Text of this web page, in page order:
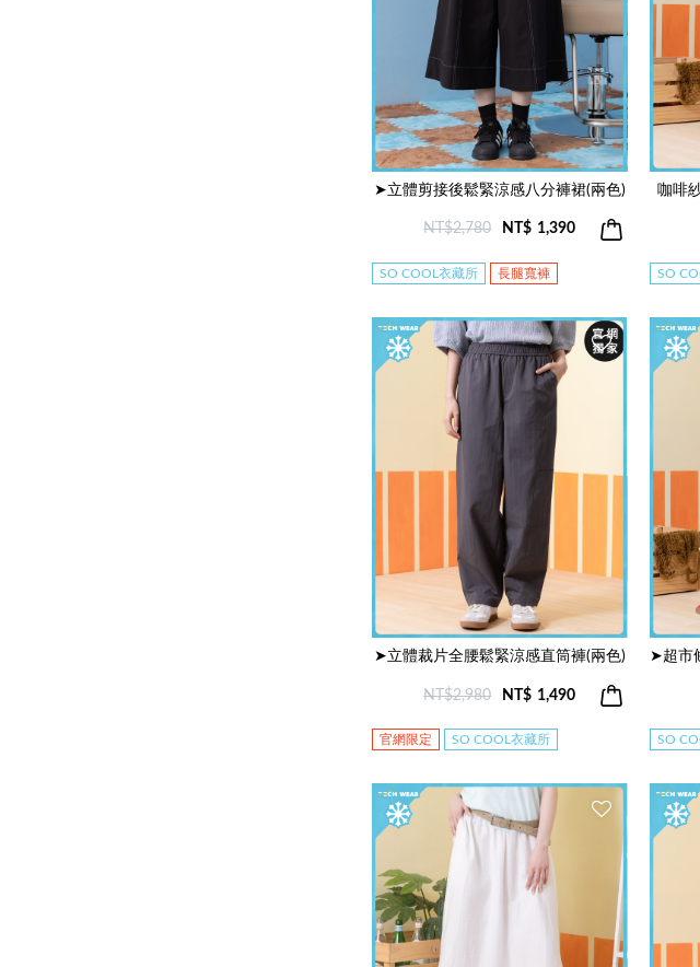
➤立體剪接後鬆緊涼感八分褲裙(兩色)
NT$2,780 NT$ 1,390
SO COOL衣藏所 長腿寬褲
咖啡
SO
➤立體裁片全腰鬆緊涼感直筒褲(兩色)
NT$2,980 NT$ 1,490
官網限定 SO COOL衣藏所 SO